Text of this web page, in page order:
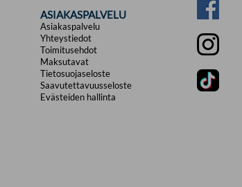
ASIAKASPALVELU
Asiakaspalvelu
Yhteystiedot
Toimitusehdot
Maksutavat
Tietosuojaseloste
Saavutettavuusseloste
Evästeiden hallinta